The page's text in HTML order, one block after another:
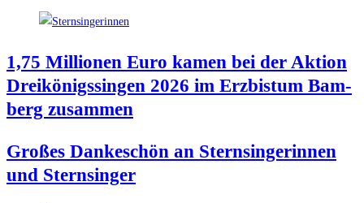
1,75 Mil­lio­nen Euro kamen bei der Akti­on
Drei­kö­nigs­sin­gen 2026 im Erz­bis­tum Bam­
berg zusammen
Gro­ßes Dan­ke­schön an Stern­sin­ge­rin­nen
und Sternsinger